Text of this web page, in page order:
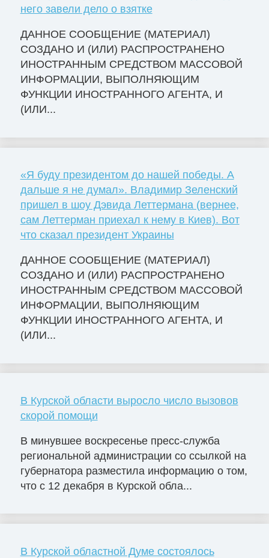
него завели дело о взятке
ДАННОЕ СООБЩЕНИЕ (МАТЕРИАЛ)
СОЗДАНО И (ИЛИ) РАСПРОСТРАНЕНО
ИНОСТРАННЫМ СРЕДСТВОМ МАССОВОЙ
ИНФОРМАЦИИ, ВЫПОЛНЯЮЩИМ
ФУНКЦИИ ИНОСТРАННОГО АГЕНТА, И
(ИЛИ...
«Я буду президентом до нашей победы. А
дальше я не думал». Владимир Зеленский
пришел в шоу Дэвида Леттермана (вернее,
сам Леттерман приехал к нему в Киев). Вот
что сказал президент Украины
ДАННОЕ СООБЩЕНИЕ (МАТЕРИАЛ)
СОЗДАНО И (ИЛИ) РАСПРОСТРАНЕНО
ИНОСТРАННЫМ СРЕДСТВОМ МАССОВОЙ
ИНФОРМАЦИИ, ВЫПОЛНЯЮЩИМ
ФУНКЦИИ ИНОСТРАННОГО АГЕНТА, И
(ИЛИ...
В Курской области выросло число вызовов
скорой помощи
В минувшее воскресенье пресс-служба
региональной администрации со ссылкой на
губернатора разместила информацию о том,
что с 12 декабря в Курской обла...
В Курской областной Думе состоялось